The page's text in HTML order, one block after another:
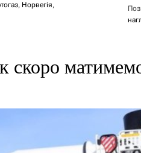
, Норвегія,
матимемо